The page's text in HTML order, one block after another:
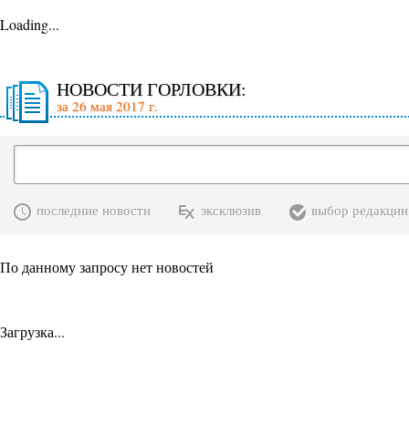
Loading...
НОВОСТИ ГОРЛОВКИ:
за 26 мая 2017 г.
последние новости эксклюзив выбор редакции
По данному запросу нет новостей
Загрузка...